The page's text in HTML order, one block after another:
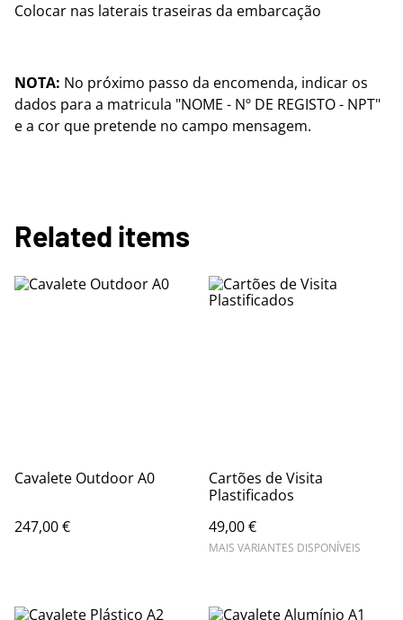
Colocar nas laterais traseiras da embarcação
NOTA: No próximo passo da encomenda, indicar os
dados para a matricula "NOME - Nº DE REGISTO - NPT"
e a cor que pretende no campo mensagem.
Related items
Cavalete Outdoor A0
247,00 €
Cartões de Visita
Plastificados
49,00 €
MAIS VARIANTES DISPONÍVEIS